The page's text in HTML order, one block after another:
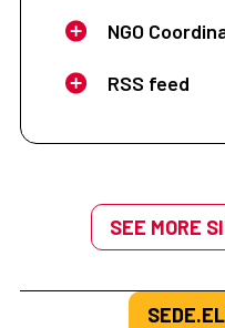
NGO
RSS feed
SEE MORE